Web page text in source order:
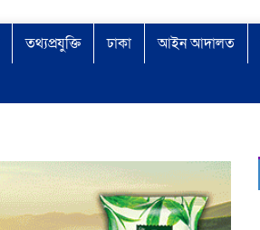
তথ্যপ্রযুক্তি ঢাকা আইন আদালত